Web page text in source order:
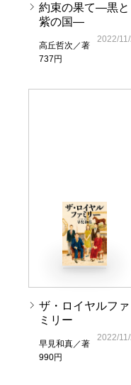
約束の果て―黒と
紫の国―
高丘哲次／著
737円
2022/
ザ・ロイヤルファ
ミリー
早見和真／著
990円
2022/